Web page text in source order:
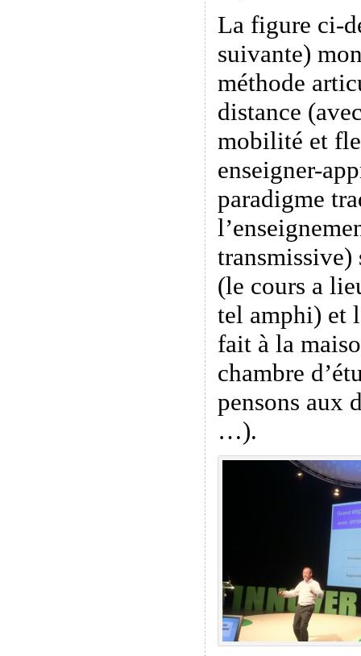
La figure ci-
suivante)
méthode
distance
mobilité et
enseigner-
paradigme
transmissive)
(le cours a
tel amphi) et
fait à la
chambre
pensons aux
…).